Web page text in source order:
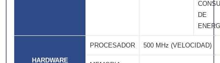
DE
HARDWARE
PROCESADOR 500 MHz (VELOCIDAD)